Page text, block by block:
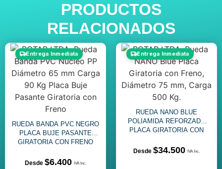
PRODUCTOS
RELACIONADOS
Entrega Inmediata
RUEDA BANDA PVC NEGRO
PLACA BUJE PASANTE
GIRATORIA CON FRENO
$6.400
Entrega Inmediata
RUEDA NANO BLUE
POLIAMIDA REFORZADO
PLACA GIRATORIA CON
$34.500